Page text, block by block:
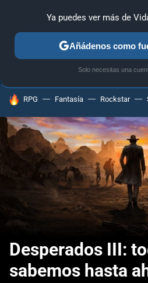
ANÁLISIS GUÍAS Y TRUCOS
HOY SE HABLA DE
RPG Fantasía Rockstar
Desperados III:
sabemos hasta
Ya puedes ver más de
Añádenos como
Solo necesitas una